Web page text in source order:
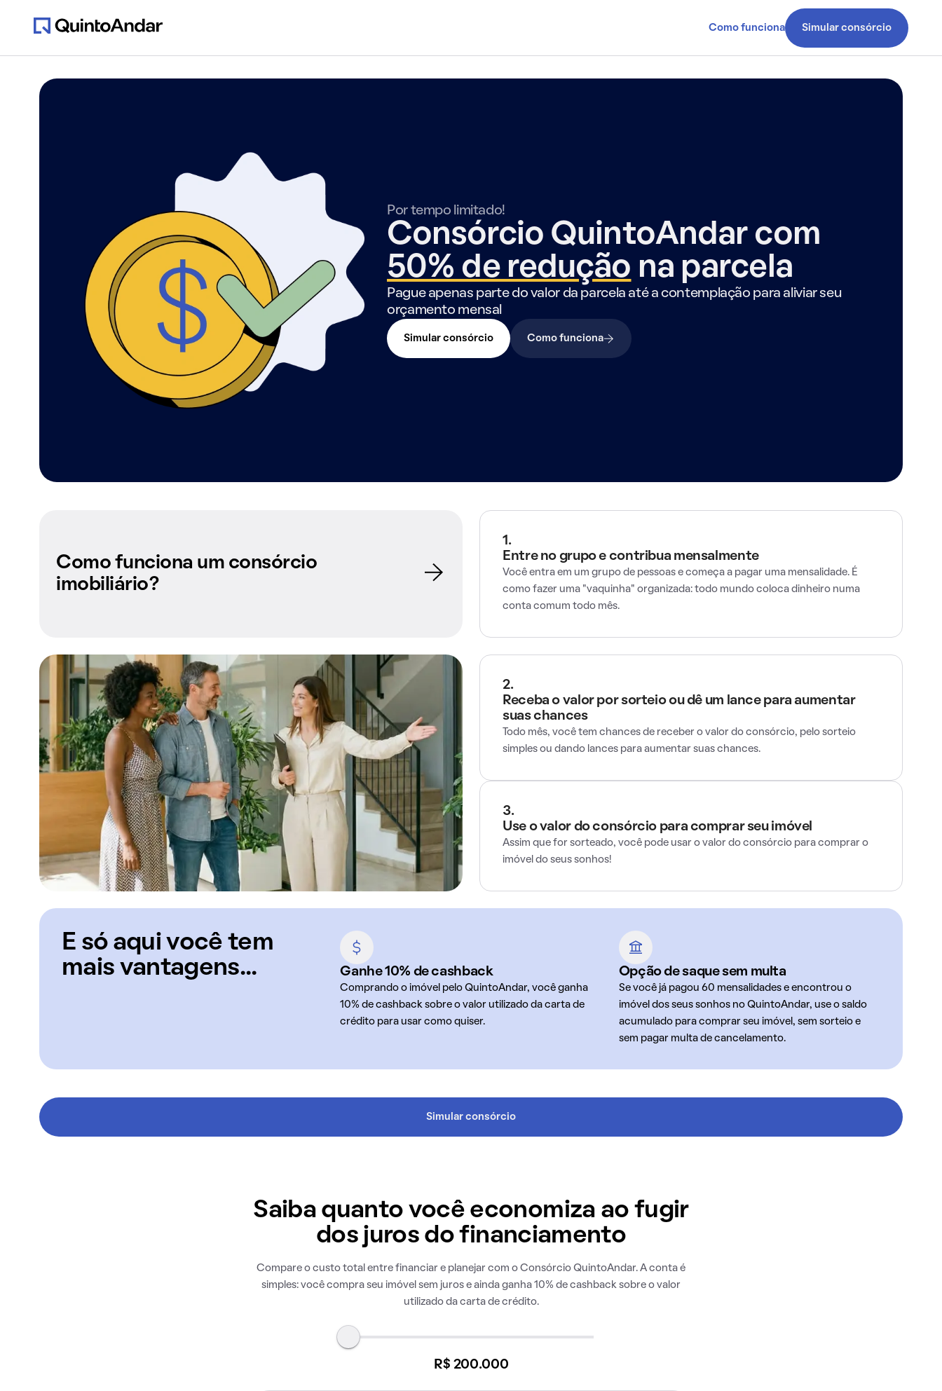
Como funciona Simular consórcio
Por tempo limitado!
Consórcio QuintoAndar com
50% de redução na parcela
Pague apenas parte do valor da parcela até a contemplação para aliviar seu
orçamento mensal
Simular consórcio Como funciona
Como funciona um consórcio
imobiliário?
1.
Entre no grupo e contribua mensalmente
Você entra em um grupo de pessoas e começa a pagar uma mensalidade. É
como fazer uma "vaquinha" organizada: todo mundo coloca dinheiro numa
conta comum todo mês.
2.
Receba o valor por sorteio ou dê um lance para aumentar
suas chances
Todo mês, você tem chances de receber o valor do consórcio, pelo sorteio
simples ou dando lances para aumentar suas chances.
3.
Use o valor do consórcio para comprar seu imóvel
Assim que for sorteado, você pode usar o valor do consórcio para comprar o
imóvel do seus sonhos!
E só aqui você tem
mais vantagens...
Ganhe 10% de cashback
Comprando o imóvel pelo QuintoAndar, você ganha
10% de cashback sobre o valor utilizado da carta de
crédito para usar como quiser.
Opção de saque sem multa
Se você já pagou 60 mensalidades e encontrou o
imóvel dos seus sonhos no QuintoAndar, use o saldo
acumulado para comprar seu imóvel, sem sorteio e
sem pagar multa de cancelamento.
Simular consórcio
Saiba quanto você economiza ao fugir
dos juros do financiamento
Compare o custo total entre financiar e planejar com o Consórcio QuintoAndar. A conta é
simples: você compra seu imóvel sem juros e ainda ganha 10% de cashback sobre o valor
utilizado da carta de crédito.
R$ 200.000